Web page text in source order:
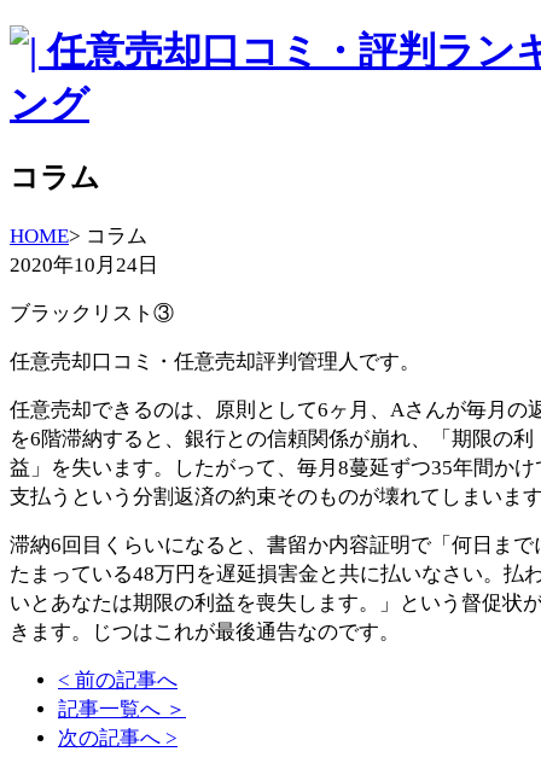
コラム
HOME> コラム
2020年10月24日
ブラックリスト③
任意売却口コミ・任意売却評判管理人です。
任意売却できるのは、原則として6ヶ月、Aさんが毎月の
を6階滞納すると、銀行との信頼関係が崩れ、「期限の利
益」を失います。したがって、毎月8蔓延ずつ35年間かけ
支払うという分割返済の約束そのものが壊れてしまいま
滞納6回目くらいになると、書留か内容証明で「何日まで
たまっている48万円を遅延損害金と共に払いなさい。払
いとあなたは期限の利益を喪失します。」という督促状
きます。じつはこれが最後通告なのです。
< 前の記事へ
記事一覧へ ＞
次の記事へ >